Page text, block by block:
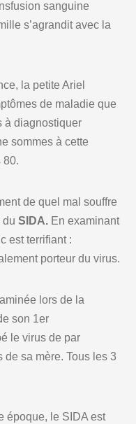
sanguine
s’agrandit avec la
la petite Ariel
de maladie que
à diagnostiquer
sommes à cette
80.
de quel mal souffre
duSIDA. En examinant
est terrifiant :
porteur du virus.
lors de la
son 1er
le virus de par
de sa mère. Tous les 3
époque, le SIDA est